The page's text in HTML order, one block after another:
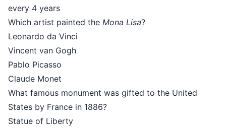
every 4 years
Which artist painted the Mona Lisa?
Leonardo da Vinci
Vincent van Gogh
Pablo Picasso
Claude Monet
What famous monument was gifted to the United
States by France in 1886?
Statue of Liberty